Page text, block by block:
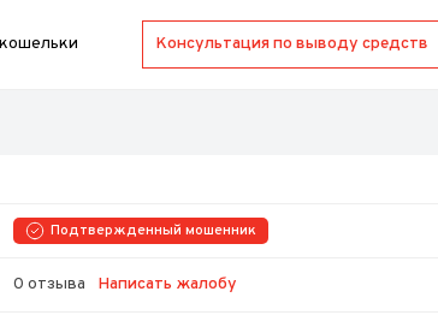
Консультация по выводу средств
Подтвержденный мошенник
0 отзыва Написать жалобу